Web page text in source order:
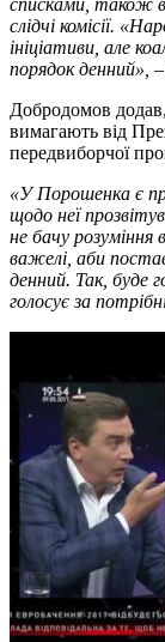
слідчі комісії.
ініціативи, але
порядок денний»,
Добродомов
вимагають від
передвиборчої
«У Порошенка є
щодо неї
не бачу розуміння
важелі, аби
денний. Так, буде
голосує за